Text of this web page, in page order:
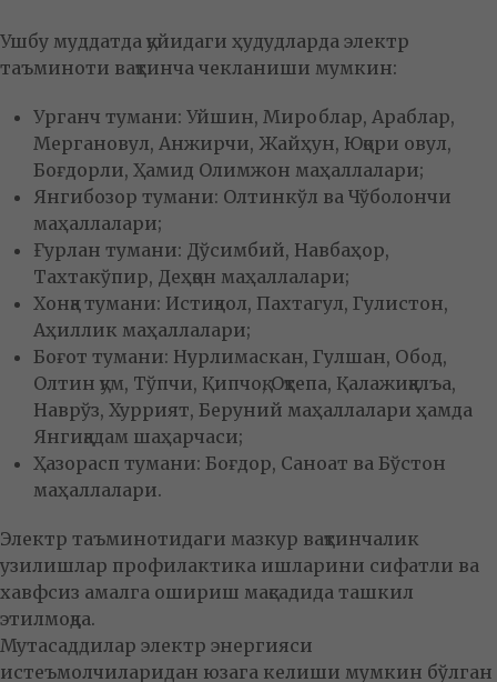
Ушбу муддатда қуйидаги ҳудудларда электр
таъминоти вақтинча чекланиши мумкин:
Урганч тумани: Уйшин, Мироблар, Араблар,
Мергановул, Анжирчи, Жайҳун, Юқори овул,
Боғдорли, Ҳамид Олимжон маҳаллалари;
Янгибозор тумани: Олтинкўл ва Чўболончи
маҳаллалари;
Ғурлан тумани: Дўсимбий, Навбаҳор,
Тахтакўпир, Деҳқон маҳаллалари;
Хонқа тумани: Истиқлол, Пахтагул, Гулистон,
Аҳиллик маҳаллалари;
Боғот тумани: Нурлимаскан, Гулшан, Обод,
Олтин қум, Тўпчи, Қипчоқ, Оқтепа, Қалажиққалъа,
Наврўз, Хуррият, Беруний маҳаллалари ҳамда
Янгиқадам шаҳарчаси;
Ҳазорасп тумани: Боғдор, Саноат ва Бўстон
маҳаллалари.
Электр таъминотидаги мазкур вақтинчалик
узилишлар профилактика ишларини сифатли ва
хавфсиз амалга ошириш мақсадида ташкил
этилмоқда.
Мутасаддилар электр энергияси
истеъмолчиларидан юзага келиши мумкин бўлган